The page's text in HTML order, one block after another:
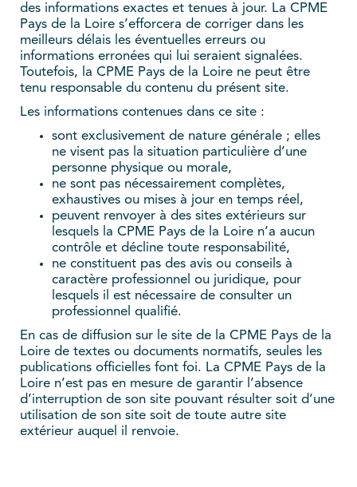
des informations exactes et tenues à jour. La CPME
Pays de la Loire s’efforcera de corriger dans les
meilleurs délais les éventuelles erreurs ou
informations erronées qui lui seraient signalées.
Toutefois, la CPME Pays de la Loire ne peut être
tenu responsable du contenu du présent site.
Les informations contenues dans ce site :
sont exclusivement de nature générale ; elles
ne visent pas la situation particulière d’une
personne physique ou morale,
ne sont pas nécessairement complètes,
exhaustives ou mises à jour en temps réel,
peuvent renvoyer à des sites extérieurs sur
lesquels la CPME Pays de la Loire n’a aucun
contrôle et décline toute responsabilité,
ne constituent pas des avis ou conseils à
caractère professionnel ou juridique, pour
lesquels il est nécessaire de consulter un
professionnel qualifié.
En cas de diffusion sur le site de la CPME Pays de la
Loire de textes ou documents normatifs, seules les
publications officielles font foi. La CPME Pays de la
Loire n’est pas en mesure de garantir l’absence
d’interruption de son site pouvant résulter soit d’une
utilisation de son site soit de toute autre site
extérieur auquel il renvoie.